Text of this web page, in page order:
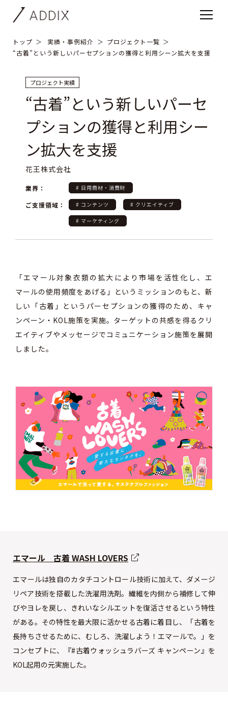
トップ 実績・事例紹介
プロジェクト一覧
“古着”という新しいパーセプションの獲得と利用シーン拡大を支援
プロジェクト実績
“古着”という新しいパーセ
プションの獲得と利用シー
ン拡大を支援
花王株式会社
業界： # 日用商材・消費財
ご支援領域： # コンテンツ # クリエイティブ
# マーケティング
「エマール対象衣類の拡大により市場を活性化し、エ
マールの使用頻度をあげる」というミッションのもと、新
しい「古着」というパーセプションの獲得のため、キャ
ンペーン・KOL施策を実施。ターゲットの共感を得るクリ
エイティブやメッセージでコミュニケーション施策を展開
しました。
エマール 古着 WASH LOVERS
エマールは独自のカタチコントロール技術に加えて、ダメージ
リペア技術を搭載した洗濯用洗剤。繊維を内側から補修して伸
びやヨレを戻し、きれいなシルエットを復活させるという特性
がある。その特性を最大限に活かせる古着に着目し、「古着を
長持ちさせるために、むしろ、洗濯しよう！エマールで。」を
コンセプトに、『#古着ウォッシュラバーズ キャンペーン』を
KOL起用の元実施した。